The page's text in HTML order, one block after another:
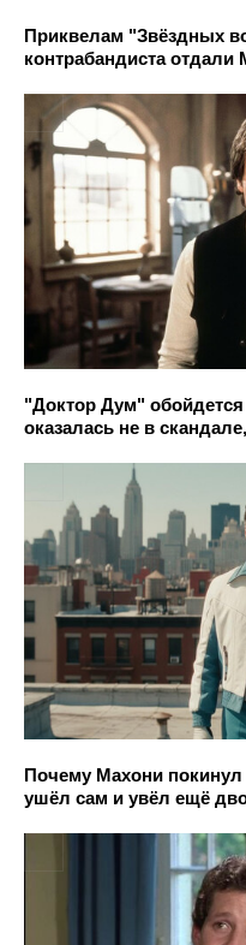
Приквелам "Звёздных
контрабандиста отдали
"Доктор Дум"
оказалась не в
Почему Махони
ушёл сам и увёл ещё